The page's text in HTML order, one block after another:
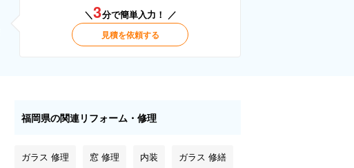
＼3分で簡単入力！ ／
見積を依頼する
福岡県の関連リフォーム・修理
ガラス 修理 窓 修理 内装 ガラス 修繕